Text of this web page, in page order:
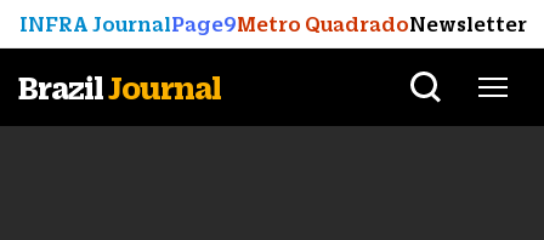
INFRA JournalPage9Metro QuadradoNewsletter
BrazilJournal